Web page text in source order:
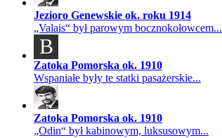
Jezioro Genewskie ok. roku 1914
„Valais“ był parowym bocznokołowcem...
B
Zatoka Pomorska ok. 1910
Wspaniałe były te statki pasażerskie...
Zatoka Pomorska ok. 1910
„Odin“ był kabinowym, luksusowym...